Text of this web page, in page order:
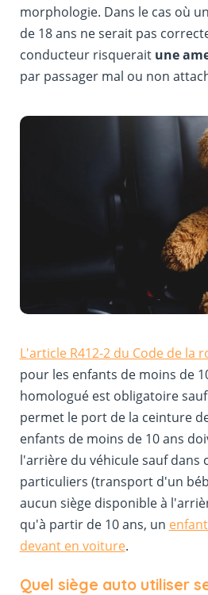
morphologie. Dans le cas où
de 18 ans ne serait pas
conducteur risquerait une
par passager mal ou non
L'article R412-2 du Code de la
pour les enfants de moins de
homologué est obligatoire
permet le port de la ceinture
enfants de moins de 10 ans
l'arrière du véhicule sauf dans
particuliers (transport d'un
aucun siège disponible à
qu'à partir de 10 ans, un
devant en voiture.
Quel siège auto utiliser